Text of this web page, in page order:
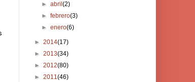
►abril(2)
►febrero(3)
►enero(6)
► 2014(17)
► 2013(34)
► 2012(80)
► 2011(46)